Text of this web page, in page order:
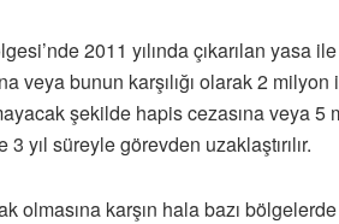
2011 yılında çıkarılan yasa
veya bunun karşılığı olarak 2
şekilde hapis cezasına veya 5
3 yıl süreyle görevden uzaklaştırılır.
olmasına karşın hala bazı